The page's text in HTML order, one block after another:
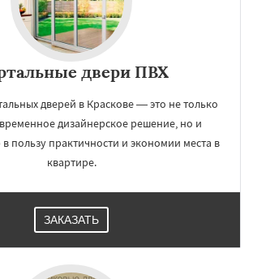
двери ПВХ
дверей в Краскове — это не только
дизайнерское решение, но и
пользу практичности и экономии места в
квартире.
ЗАКАЗАТЬ